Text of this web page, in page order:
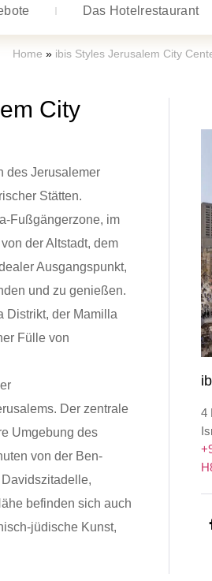
Das Hotelrestaurant
Home » ibis Styles Jerusalem City
City
des Jerusalemer
Stätten.
Fußgängerzone, im
der Altstadt, dem
Ausgangspunkt,
und zu genießen.
Distrikt, der Mamilla
Fülle von
Der zentrale
Umgebung des
von der Ben-
befinden sich auch
jüdische Kunst,
4